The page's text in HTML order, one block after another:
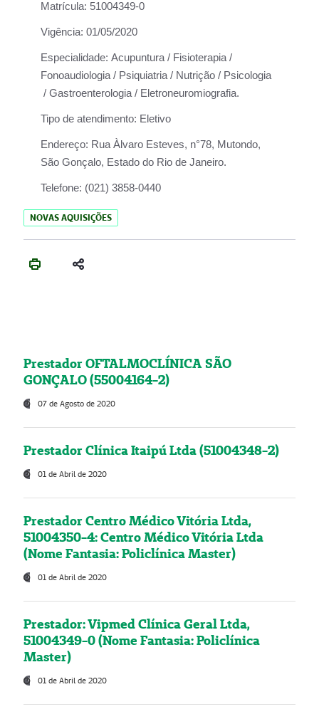
Matrícula: 51004349-0
Vigência: 01/05/2020
Especialidade: Acupuntura / Fisioterapia /
Fonoaudiologia / Psiquiatria / Nutrição / Psicologia
/ Gastroenterologia / Eletroneuromiografia.
Tipo de atendimento: Eletivo
Endereço: Rua Àlvaro Esteves, n°78, Mutondo,
São Gonçalo, Estado do Rio de Janeiro.
Telefone: (021) 3858-0440
NOVAS AQUISIÇÕES
Prestador OFTALMOCLÍNICA SÃO
GONÇALO (55004164-2)
07 de Agosto de 2020
Prestador Clínica Itaipú Ltda (51004348-2)
01 de Abril de 2020
Prestador Centro Médico Vitória Ltda,
51004350-4: Centro Médico Vitória Ltda
(Nome Fantasia: Policlínica Master)
01 de Abril de 2020
Prestador: Vipmed Clínica Geral Ltda,
51004349-0 (Nome Fantasia: Policlínica
Master)
01 de Abril de 2020